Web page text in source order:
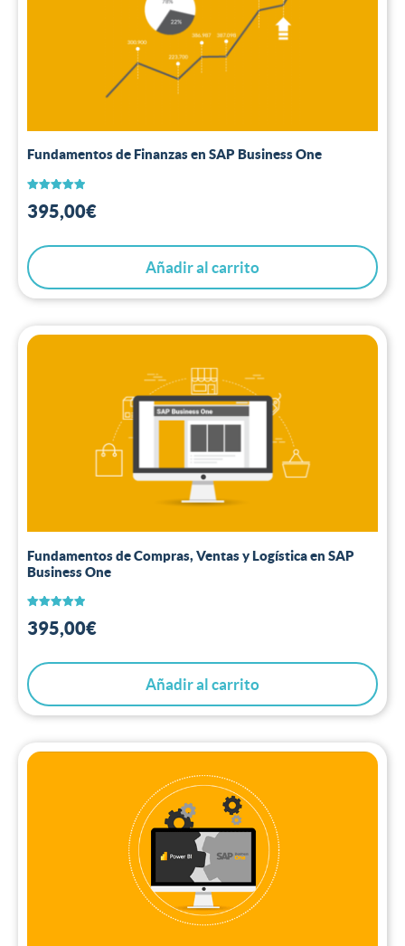
Fundamentos de Finanzas en SAP Business One
con
5.00
395,00€
Añadir al carrito
Fundamentos de Compras, Ventas y Logística en SAP
Business One
con
5.00
395,00€
Añadir al carrito